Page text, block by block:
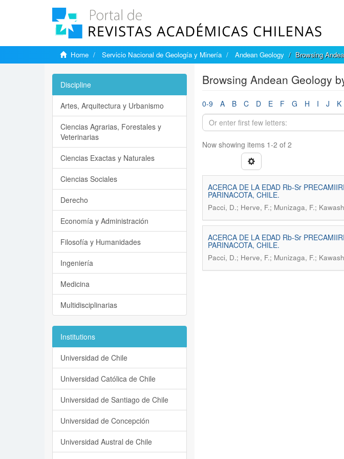
Home Servicio Nacional de Geología y Minería Andean Geology Browsing
Browsing Andean Geology
0-9 A B C D E F G H I J K
Now showing items 1-2 of 2
ACERCA DE LA EDAD Rb-Sr
PARINACOTA, CHILE.
Pacci, D.; Herve, F.; Munizaga, F.;
ACERCA DE LA EDAD Rb-Sr
PARINACOTA, CHILE.
Pacci, D.; Herve, F.; Munizaga, F.;
Discipline
Artes, Arquitectura y Urbanismo
Ciencias Agrarias, Forestales y
Veterinarias
Ciencias Exactas y Naturales
Ciencias Sociales
Derecho
Economía y Administración
Filosofía y Humanidades
Ingeniería
Medicina
Multidisciplinarias
Institutions
Universidad de Chile
Universidad Católica de Chile
Universidad de Santiago de Chile
Universidad de Concepción
Universidad Austral de Chile